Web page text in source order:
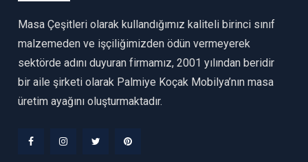
Masa Çeşitleri olarak kullandığımız kaliteli birinci sınıf
malzemeden ve işçiliğimizden ödün vermeyerek
sektörde adını duyuran firmamız, 2001 yılından beridir
bir aile şirketi olarak Palmiye Koçak Mobilya’nın masa
üretim ayağını oluşturmaktadır.